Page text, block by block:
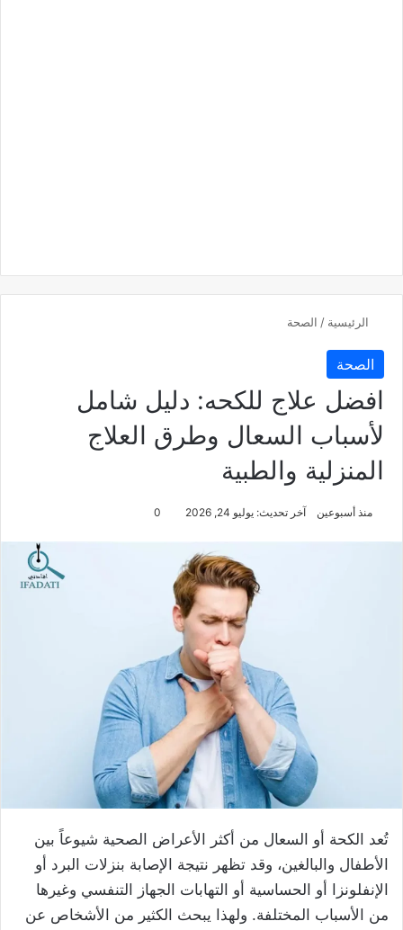
الرئيسية / الصحة
الصحة
افضل علاج للكحه: دليل شامل
لأسباب السعال وطرق العلاج
المنزلية والطبية
منذ أسبوعين آخر تحديث: يوليو 24, 2026 0
تُعد الكحة أو السعال من أكثر الأعراض الصحية شيوعاً بين
الأطفال والبالغين، وقد تظهر نتيجة الإصابة بنزلات البرد أو
الإنفلونزا أو الحساسية أو التهابات الجهاز التنفسي وغيرها
من الأسباب المختلفة. ولهذا يبحث الكثير من الأشخاص عن